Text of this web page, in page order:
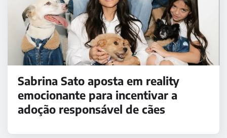
Sabrina Sato aposta em reality
emocionante para incentivar a
adoção responsável de cães